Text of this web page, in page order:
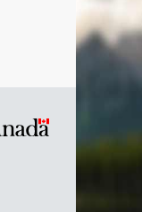
Symbole